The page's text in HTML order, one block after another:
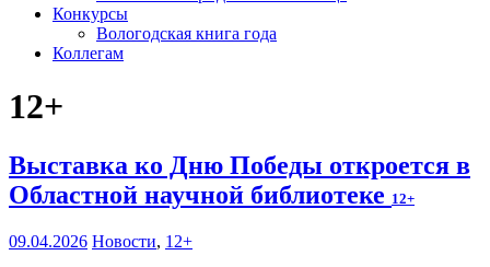
Конкурсы
Вологодская книга года
Коллегам
12+
Выставка ко Дню Победы откроется в
Областной научной библиотеке 12+
09.04.2026 Новости, 12+